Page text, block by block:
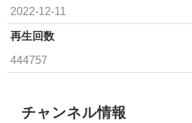
2022-12-11
再生回数
444757
チャンネル情報